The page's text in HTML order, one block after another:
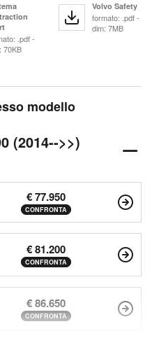
.pdf -
70KB
Volvo Safety
formato: .pdf -
dim: 7MB
modello
(2014-->>)
€ 77.950
CONFRONTA
€ 81.200
CONFRONTA
€ 86.650
CONFRONTA